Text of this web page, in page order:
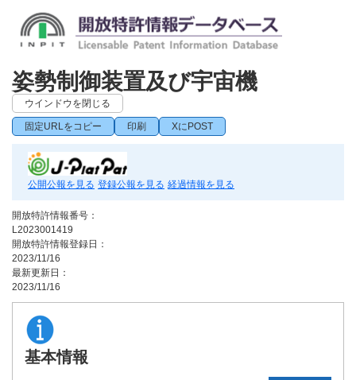
姿勢制御装置及び宇宙機
ウインドウを閉じる
固定URLをコピー 印刷 XにPOST
公開公報を見る 登録公報を見る 経過情報を見る
開放特許情報番号：
L2023001419
開放特許情報登録日：
2023/11/16
最新更新日：
2023/11/16
基本情報